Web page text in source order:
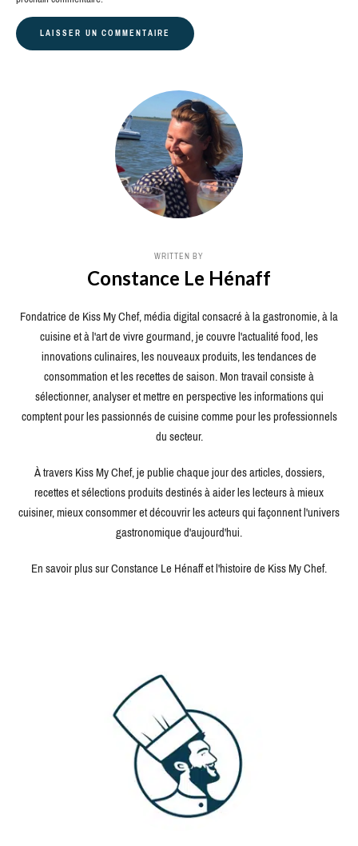
WRITTEN BY
Constance Le Hénaff
Fondatrice de Kiss My Chef, média digital consacré à la gastronomie, à la
cuisine et à l'art de vivre gourmand, je couvre l'actualité food, les
innovations culinaires, les nouveaux produits, les tendances de
consommation et les recettes de saison. Mon travail consiste à
sélectionner, analyser et mettre en perspective les informations qui
comptent pour les passionnés de cuisine comme pour les professionnels
du secteur.
À travers Kiss My Chef, je publie chaque jour des articles, dossiers,
recettes et sélections produits destinés à aider les lecteurs à mieux
cuisiner, mieux consommer et découvrir les acteurs qui façonnent l'univers
gastronomique d'aujourd'hui.
En savoir plus sur Constance Le Hénaff et l'histoire de Kiss My Chef.